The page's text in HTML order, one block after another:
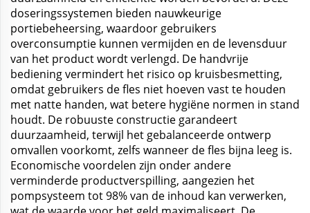
doseringssystemen bieden nauwkeurige
portiebeheersing, waardoor gebruikers
overconsumptie kunnen vermijden en de levensduur
van het product wordt verlengd. De handvrije
bediening vermindert het risico op kruisbesmetting,
omdat gebruikers de fles niet hoeven vast te houden
met natte handen, wat betere hygiëne normen in stand
houdt. De robuuste constructie garandeert
duurzaamheid, terwijl het gebalanceerde ontwerp
omvallen voorkomt, zelfs wanneer de fles bijna leeg is.
Economische voordelen zijn onder andere
verminderde productverspilling, aangezien het
pompsysteem tot 98% van de inhoud kan verwerken,